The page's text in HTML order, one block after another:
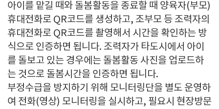
아이를 맡길 때와 돌봄활동을 종료할 때 양육자(부모)
휴대전화로 QR코드를 생성하고, 조부모 등 조력자의
휴대전화로 QR코드를 촬영해서 시간을 확인하는 방
식으로 인증하면 됩니다. 조력자가 타도시에서 아이
를 돌보고 있는 경우에는 돌봄활동 사진을 업로드하
는 것으로 돌봄시간을 인증하면 됩니다.
부정수급을 방지하기 위해 모니터링단을 별도 운영하
여 전화(영상) 모니터링을 실시하고, 필요시 현장방문